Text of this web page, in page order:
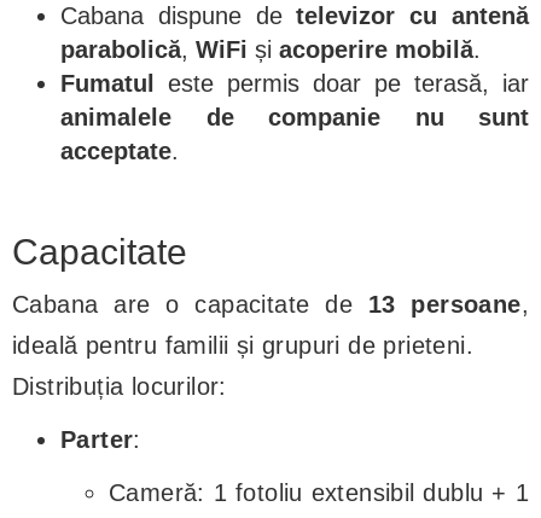
Cabana dispune detelevizor cu antenă
parabolică, WiFi și acoperire mobilă.
Fumatul este permis doar pe terasă, iar
animalele de companie nu sunt
acceptate.
Capacitate
Cabana are o capacitate de 13 persoane,
ideală pentru familii și grupuri de prieteni.
Distribuția locurilor:
Parter:
Cameră: 1 fotoliu extensibil dublu + 1